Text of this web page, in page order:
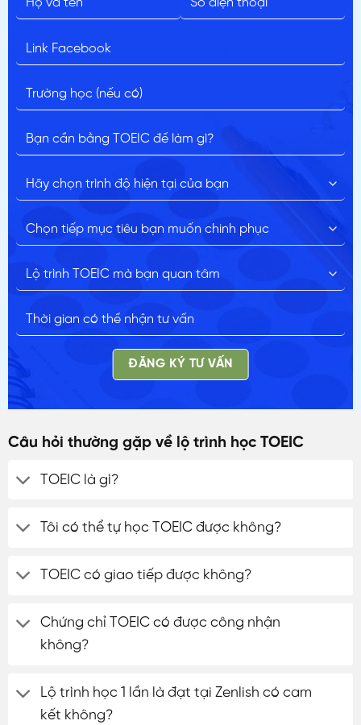
ĐĂNG KÝ TƯ VẤN
Câu hỏi thường gặp về lộ trình học TOEIC
TOEIC là gì?
Tôi có thể tự học TOEIC được không?
TOEIC có giao tiếp được không?
Chứng chỉ TOEIC có được công nhận
không?
Lộ trình học 1 lần là đạt tại Zenlish có cam
kết không?